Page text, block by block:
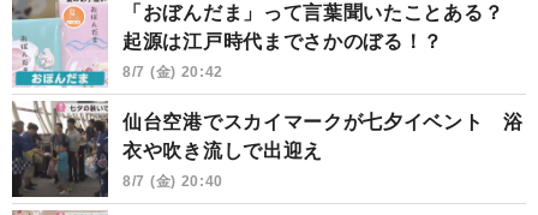
「おぼんだま」って言葉聞いたことある？
起源は江戸時代までさかのぼる！？
8/7 (金) 20:42
仙台空港でスカイマークが七夕イベント 浴
衣や吹き流しで出迎え
8/7 (金) 20:40